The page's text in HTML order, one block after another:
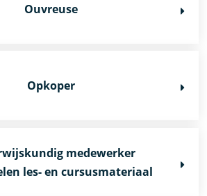
Ouvreuse
Opkoper
medewerker
les- en cursusmateriaal